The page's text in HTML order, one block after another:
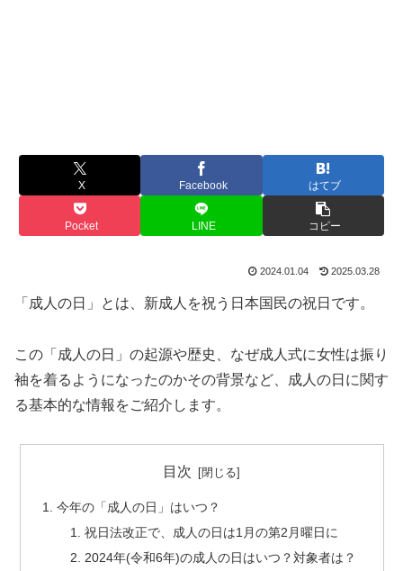
X Facebook はてブ
Pocket LINE コピー
2024.01.04 2025.03.28
「成人の日」とは、新成人を祝う日本国民の祝日です。
この「成人の日」の起源や歴史、なぜ成人式に女性は振り
袖を着るようになったのかその背景など、成人の日に関す
る基本的な情報をご紹介します。
目次
今年の「成人の日」はいつ？
祝日法改正で、成人の日は1月の第2月曜日に
2024年(令和6年)の成人の日はいつ？対象者は？